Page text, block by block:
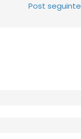
Post seguinte